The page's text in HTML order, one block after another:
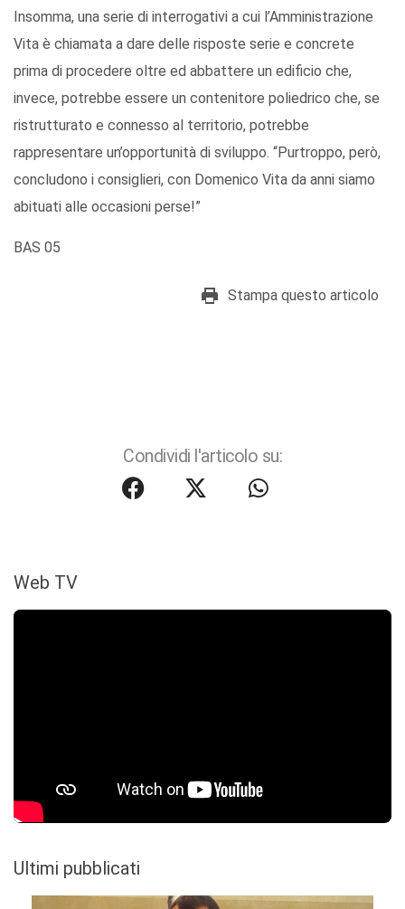
Insomma, una serie di interrogativi a cui l’Amministrazione
Vita è chiamata a dare delle risposte serie e concrete
prima di procedere oltre ed abbattere un edificio che,
invece, potrebbe essere un contenitore poliedrico che, se
ristrutturato e connesso al territorio, potrebbe
rappresentare un’opportunità di sviluppo. “Purtroppo, però,
concludono i consiglieri, con Domenico Vita da anni siamo
abituati alle occasioni perse!”
BAS 05
Stampa questo articolo
Condividi l'articolo su:
Web TV
Ultimi pubblicati